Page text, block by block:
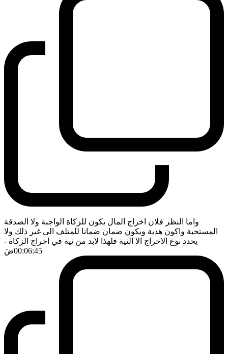
واما النظر فلان اخراج المال يكون للزكاة الواجبة ولا الصدقة
المستحبة واكون هدية ويكون ضمان ضمانا للمتلف الى غير ذلك ولا
يحدد نوع الاخراج الا النية فلهذا لابد من نية في اخراج الزكاة -
00:06:45ضَ